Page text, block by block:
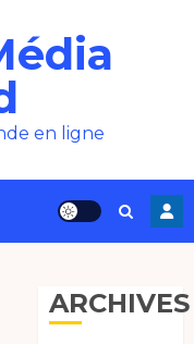
en ligne
ARCHIVES